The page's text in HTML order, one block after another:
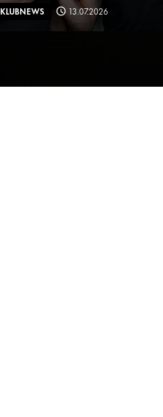
KLUBNEWS 13.07.2026